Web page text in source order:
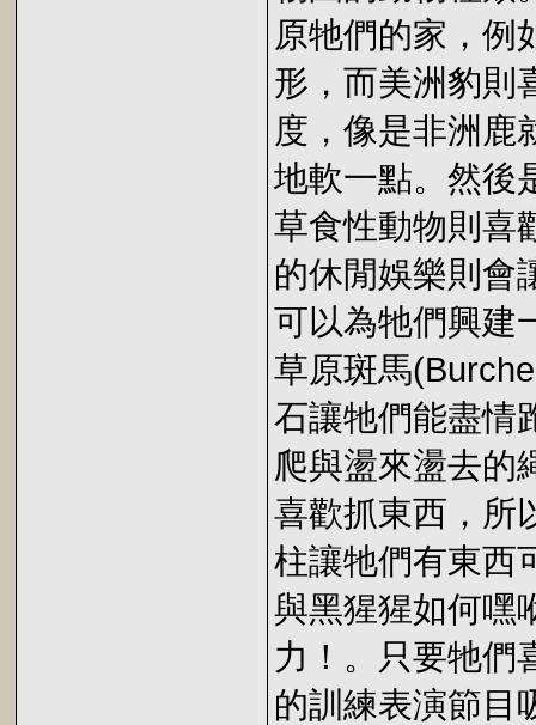
原牠們的家，例
形，而美洲豹則
度，像是非洲鹿
地軟一點。然後
草食性動物則喜
的休閒娛樂則會
可以為牠們興建
草原斑馬
石讓牠們能盡情
爬與盪來盪去的
喜歡抓東西，所
柱讓牠們有東西
與黑猩猩如何嘿
力！。只要牠們
的訓練表演節目